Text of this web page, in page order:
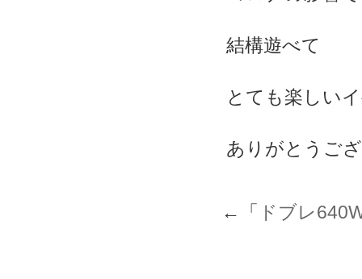
結構遊べて
とても楽しい
ありがとうご
←「 ドブレ